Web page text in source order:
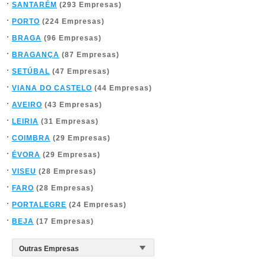
SANTARÉM (293 Empresas)
PORTO (224 Empresas)
BRAGA (96 Empresas)
BRAGANÇA (87 Empresas)
SETÚBAL (47 Empresas)
VIANA DO CASTELO (44 Empresas)
AVEIRO (43 Empresas)
LEIRIA (31 Empresas)
COIMBRA (29 Empresas)
ÉVORA (29 Empresas)
VISEU (28 Empresas)
FARO (28 Empresas)
PORTALEGRE (24 Empresas)
BEJA (17 Empresas)